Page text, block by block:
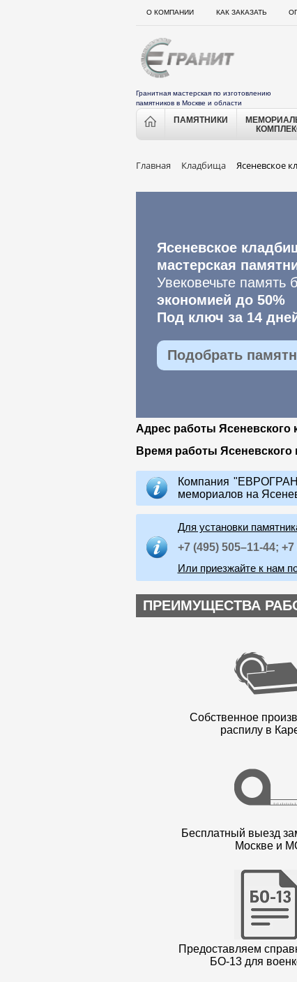
О КОМПАНИИ КАК ЗАКАЗАТЬ
Гранитная мастерская по изготовлению
памятников в Москве и области
ПАМЯТНИКИ
Главная Кладбища Ясеневское
Ясеневское
мастерская
Увековечьте память
экономией до 50%
Под ключ за 14
Подобрать
Адрес работы Ясеневского
Время работы Ясеневского
Компания
мемориалов на
Для установки
+7 (495) 505–11-44; +7
Или приезжайте к нам
ПРЕИМУЩЕСТВА
Собственное
распилу в
Бесплатный выезд
Москве и
Предоставляем
БО-13 для